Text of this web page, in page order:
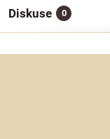
Diskuse 0